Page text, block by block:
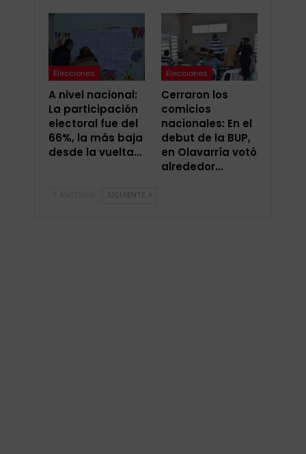
Elecciones
A nivel nacional:
La participación
electoral fue del
66%, la más baja
desde la vuelta…
Elecciones
Cerraron los
comicios
nacionales: En el
debut de la BUP,
en Olavarría votó
alrededor…
SIGUIENTE